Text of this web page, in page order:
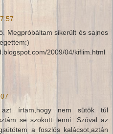
Megpróbáltam sikerült és sajnos
2009/04/kiflim.html
írtam,hogy nem sütök túl
se szokott lenni...Szóval az
a foszlós kalácsot,aztán